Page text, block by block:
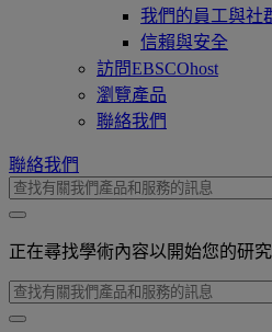
我們的員工與社
信賴與安全
訪問EBSCOhost
瀏覽產品
聯絡我們
聯絡我們
正在尋找學術內容以開始您的研究